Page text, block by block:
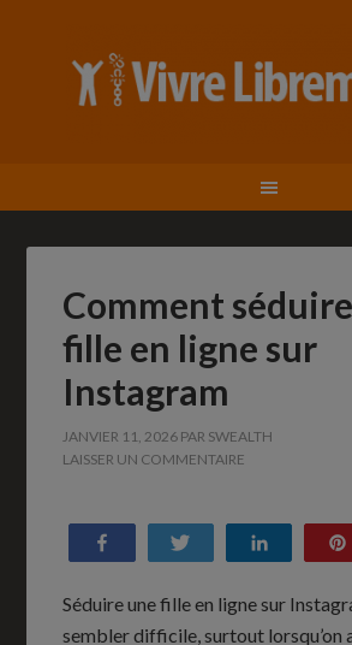
Comment
fille en ligne sur
Instagram
JANVIER 11, 2026 PAR SWEALTH
LAISSER UN COMMENTAIRE
Partagez Tweetez Partagez
Séduire une fille en ligne sur
sembler difficile, surtout lorsqu’on